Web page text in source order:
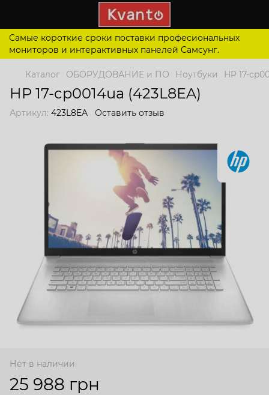
Самые короткие сроки поставки професиональных
мониторов и интерактивных панелей Самсунг.
Каталог ОБОРУДОВАНИЕ и ПО Ноутбуки HP 17-
HP 17-cp0014ua (423L8EA)
Артикул: 423L8EA Оставить отзыв
Нет в наличии
25 988 грн